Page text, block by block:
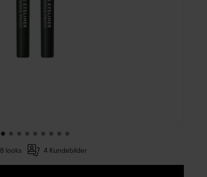
8 looks 4 Kundebilder